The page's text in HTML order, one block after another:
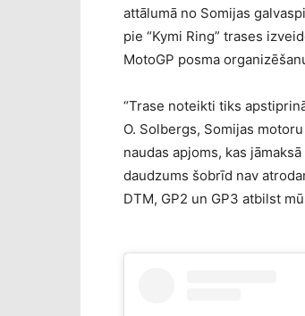
attālumā no Somijas
pie “Kymi Ring” trases
MotoGP posma
“Trase noteikti tiks
O. Solbergs, Somijas
naudas apjoms, kas
daudzums šobrīd nav
DTM, GP2 un GP3 atbilst